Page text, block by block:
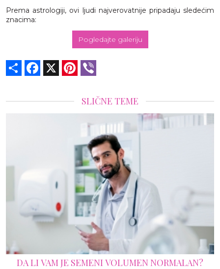
Prema astrologiji, ovi ljudi najverovatnije pripadaju sledećim
znacima:
Pogledajte galeriju
Share Facebook Pinterest
SLIČNE TEME
"REUNION SEX“: CELA ISTINA O SEKSU